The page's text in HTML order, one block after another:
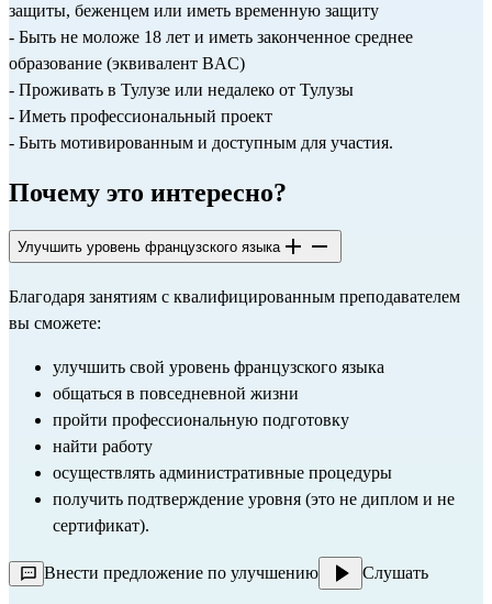
защиты, беженцем или иметь временную защиту
- Быть не моложе 18 лет и иметь законченное среднее
образование (эквивалент BAC)
- Проживать в Тулузе или недалеко от Тулузы
- Иметь профессиональный проект
- Быть мотивированным и доступным для участия.
Почему это интересно?
Улучшить уровень французского языка
Благодаря занятиям с квалифицированным преподавателем
вы сможете:
улучшить свой уровень французского языка
общаться в повседневной жизни
пройти профессиональную подготовку
найти работу
осуществлять административные процедуры
получить подтверждение уровня (это не диплом и не
сертификат).
Внести предложение по улучшению Слушать